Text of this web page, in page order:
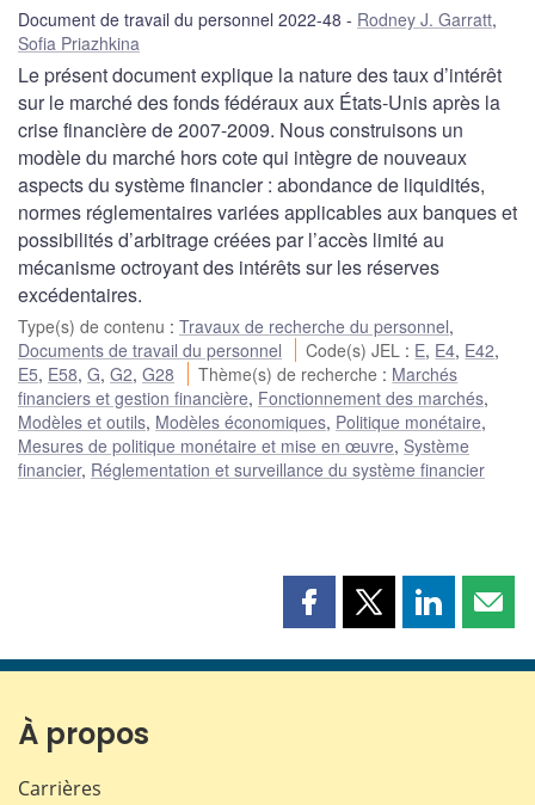
Document de travail du personnel 2022-48 Rodney J. Garratt,
Sofia Priazhkina
Le présent document explique la nature des taux d’intérêt
sur le marché des fonds fédéraux aux États-Unis après la
crise financière de 2007-2009. Nous construisons un
modèle du marché hors cote qui intègre de nouveaux
aspects du système financier : abondance de liquidités,
normes réglementaires variées applicables aux banques et
possibilités d’arbitrage créées par l’accès limité au
mécanisme octroyant des intérêts sur les réserves
excédentaires.
Type(s) de contenu : Travaux de recherche du personnel,
Documents de travail du personnel
Code(s) JEL : E, E4, E42,
E5, E58, G, G2, G28 Thème(s) de recherche : Marchés
financiers et gestion financière, Fonctionnement des marchés,
Modèles et outils, Modèles économiques, Politique monétaire,
Mesures de politique monétaire et mise en œuvre, Système
financier, Réglementation et surveillance du système financier
Partager
page
Partager
page
Partager
page page
À propos
Carrières